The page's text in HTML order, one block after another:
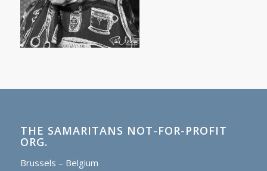
THE SAMARITANS NOT-FOR-PROFIT
ORG.
Brussels – Belgium